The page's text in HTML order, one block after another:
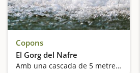
Copons
El Gorg del Nafre
Amb una cascada de 5 metres i zona de pícnic